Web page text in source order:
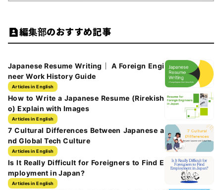
編集部のおすすめ記事
Japanese Resume Writing｜ A Foreign Engi
neer Work History Guide
Articles in English
How to Write a Japanese Resume (Rirekish
o) Explain with Images
Articles in English
7 Cultural Differences Between Japanese a
nd Global Tech Culture
Articles in English
Is It Really Difficult for Foreigners to Find E
mployment in Japan?
Articles in English